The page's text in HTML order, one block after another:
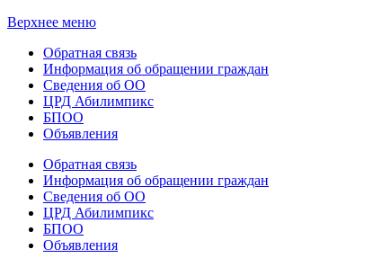
Верхнее меню
Обратная связь
Информация об обращении граждан
Сведения об ОО
ЦРД Абилимпикс
БПОО
Объявления
Обратная связь
Информация об обращении граждан
Сведения об ОО
ЦРД Абилимпикс
БПОО
Объявления